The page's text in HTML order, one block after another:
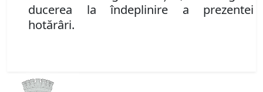
ducerea la îndeplinire a prezentei
hotărâri.